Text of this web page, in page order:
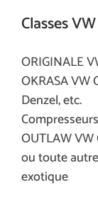
Classes VW
ORIGINALE
OKRASA VW
Denzel, etc.
OUTLAW VW
ou toute
exotique